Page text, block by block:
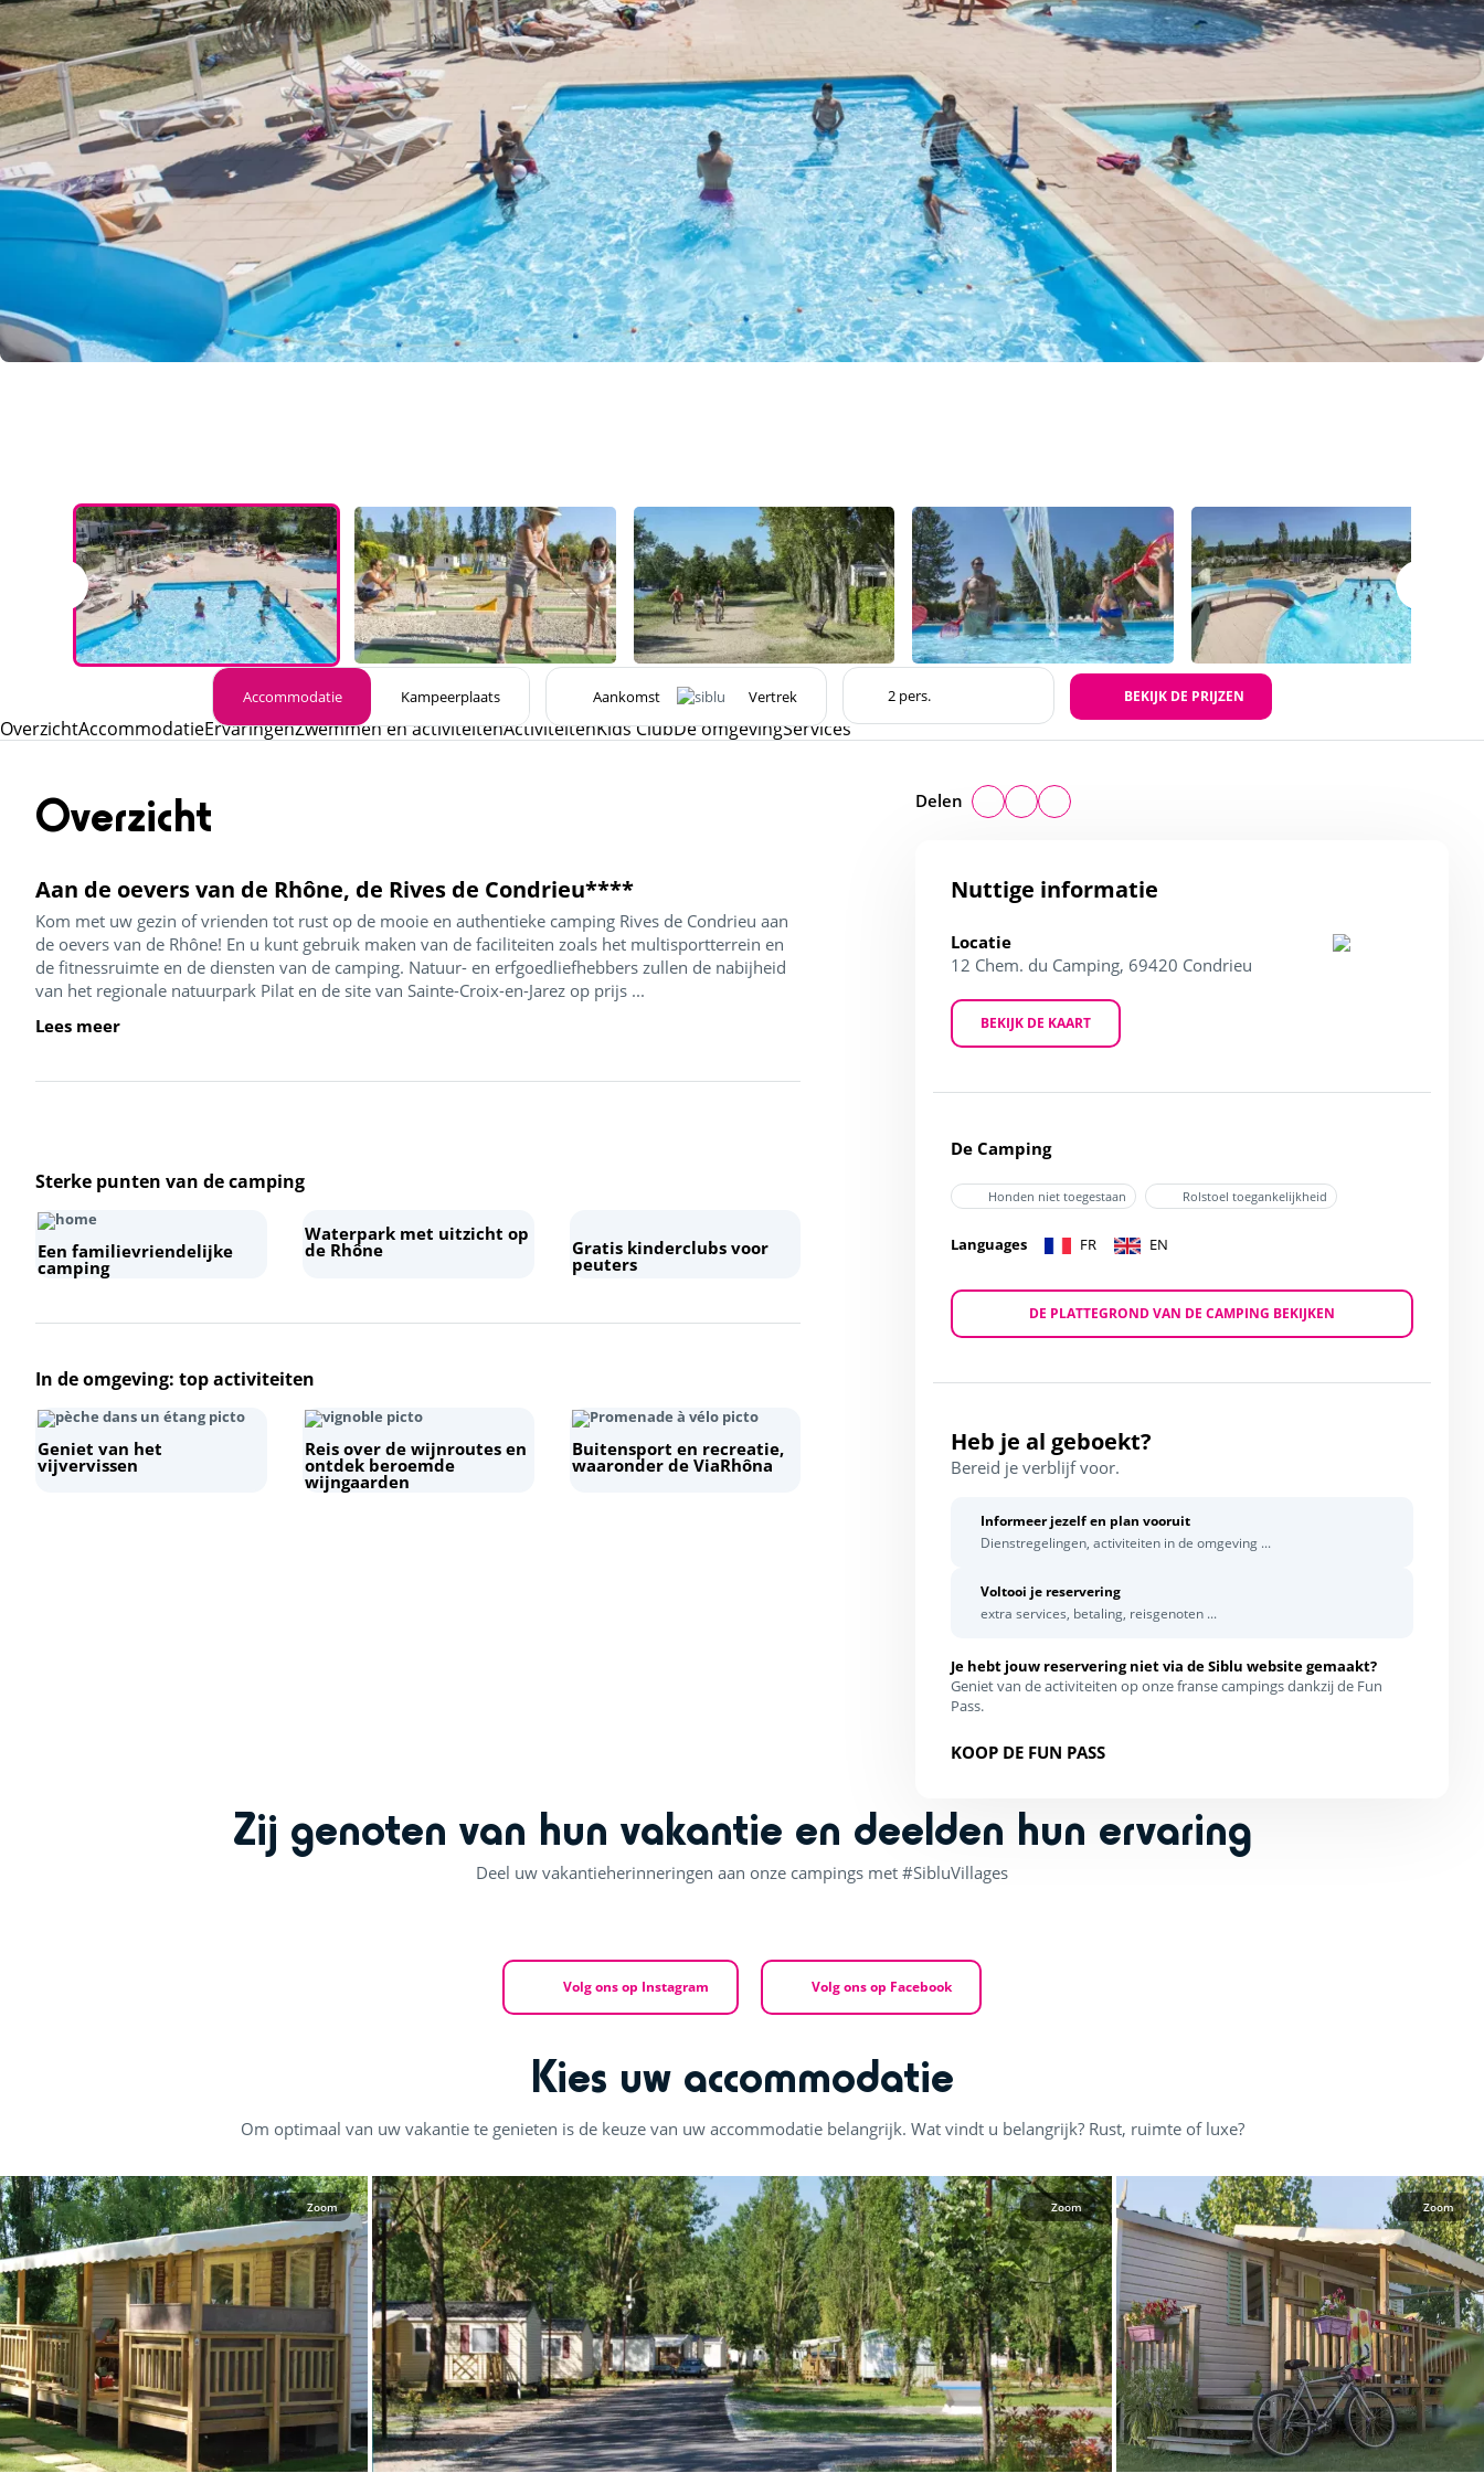
Leaflet|©OpenStreetMap contributors, Points © 2012 LINZ
Accommodatie Kampeerplaats BEKIJK DE PRIJZEN
OverzichtAccommodatieErvaringenZwemmen en activiteitenActiviteitenKids ClubDe omgevingServices
Overzicht
Aan de oevers van de Rhône, de Rives de Condrieu****
Kom met uw gezin of vrienden tot rust op de mooie en authentieke camping Rives de Condrieu aan
de oevers van de Rhône! En u kunt gebruik maken van de faciliteiten zoals het multisportterrein en
de fitnessruimte en de diensten van de camping. Natuur- en erfgoedliefhebbers zullen de nabijheid
van het regionale natuurpark Pilat en de site van Sainte-Croix-en-Jarez op prijs ...
Lees meer
Sterke punten van de camping
Een familievriendelijke
camping
Waterpark met uitzicht op
de Rhône Gratis kinderclubs voor
peuters
In de omgeving: top activiteiten
Geniet van het
vijvervissen
Reis over de wijnroutes en
ontdek beroemde
wijngaarden
Buitensport en recreatie,
waaronder de ViaRhôna
Delen
Nuttige informatie
Locatie
12 Chem. du Camping, 69420 Condrieu
BEKIJK DE KAART
De Camping
Honden niet toegestaan Rolstoel toegankelijkheid
Languages FR EN
DE PLATTEGROND VAN DE CAMPING BEKIJKEN
Heb je al geboekt?
Bereid je verblijf voor.
Informeer jezelf en plan vooruit
Dienstregelingen, activiteiten in de omgeving ...
Voltooi je reservering
extra services, betaling, reisgenoten ...
Je hebt jouw reservering niet via de Siblu website gemaakt?
Geniet van de activiteiten op onze franse campings dankzij de Fun
Pass.
KOOP DE FUN PASS
Zij genoten van hun vakantie en deelden hun ervaring
Deel uw vakantieherinneringen aan onze campings met #SibluVillages
Volg ons op Instagram Volg ons op Facebook
Kies uw accommodatie
Om optimaal van uw vakantie te genieten is de keuze van uw accommodatie belangrijk. Wat vindt u belangrijk? Rust, ruimte of luxe?
Zoom Zoom Zoom